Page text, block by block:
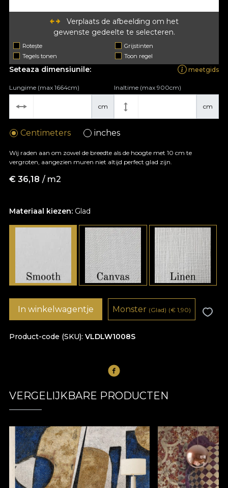
Verplaats de afbeelding om het
gewenste gedeelte te selecteren.
Rotește
Grijstinten
Tegels tonen
Toon regel
Materiaal kiezen: Glad
Seteaza dimensiunile: meetgids
cm
Lungime (max 1664cm)
cm
Inaltime (max 900cm)
Centimeters inches
Wij raden aan om zowel de breedte als de hoogte met 10 cm te
vergroten, aangezien muren niet altijd perfect glad zijn.
€ 36,18 / m2
Product-code (SKU) VLDLW1008S
In winkelwagentje Monster (Glad) (€ 1,90)
VERGELIJKBARE PRODUCTEN